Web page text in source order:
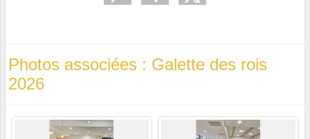
Photos associées : Galette des rois
2026